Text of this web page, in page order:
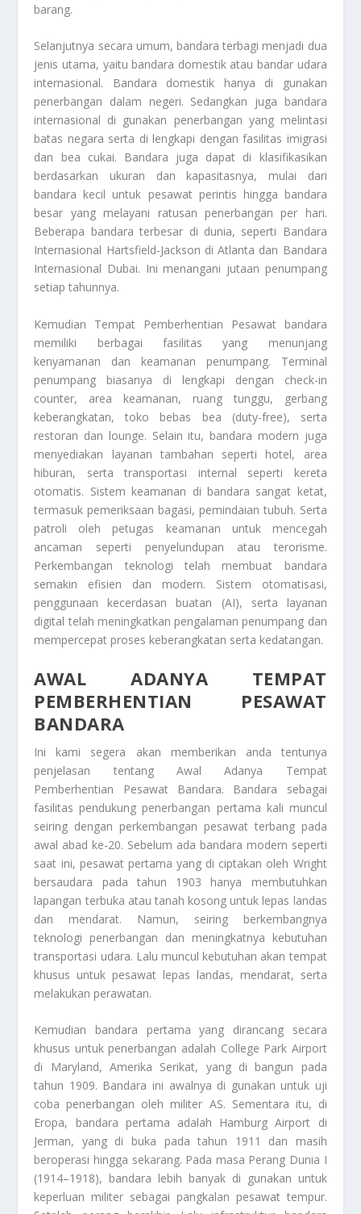
barang.
Selanjutnya secara umum, bandara terbagi menjadi dua
jenis utama, yaitu bandara domestik atau bandar udara
internasional. Bandara domestik hanya di gunakan
penerbangan dalam negeri. Sedangkan juga bandara
internasional di gunakan penerbangan yang melintasi
batas negara serta di lengkapi dengan fasilitas imigrasi
dan bea cukai. Bandara juga dapat di klasifikasikan
berdasarkan ukuran dan kapasitasnya, mulai dari
bandara kecil untuk pesawat perintis hingga bandara
besar yang melayani ratusan penerbangan per hari.
Beberapa bandara terbesar di dunia, seperti Bandara
Internasional Hartsfield-Jackson di Atlanta dan Bandara
Internasional Dubai. Ini menangani jutaan penumpang
setiap tahunnya.
Kemudian Tempat Pemberhentian Pesawatbandara
memiliki berbagai fasilitas yang menunjang
kenyamanan dan keamanan penumpang. Terminal
penumpang biasanya di lengkapi dengan check-in
counter, area keamanan, ruang tunggu, gerbang
keberangkatan, toko bebas bea (duty-free), serta
restoran dan lounge. Selain itu, bandara modern juga
menyediakan layanan tambahan seperti hotel, area
hiburan, serta transportasi internal seperti kereta
otomatis. Sistem keamanan di bandara sangat ketat,
termasuk pemeriksaan bagasi, pemindaian tubuh. Serta
patroli oleh petugas keamanan untuk mencegah
ancaman seperti penyelundupan atau terorisme.
Perkembangan teknologi telah membuat bandara
semakin efisien dan modern. Sistem otomatisasi,
penggunaan kecerdasan buatan (AI), serta layanan
digital telah meningkatkan pengalaman penumpang dan
mempercepat proses keberangkatan serta kedatangan.
AWAL ADANYA TEMPAT
PEMBERHENTIAN PESAWAT
BANDARA
Ini kami segera akan memberikan anda tentunya
penjelasan tentang Awal Adanya Tempat
Pemberhentian Pesawat Bandara. Bandara sebagai
fasilitas pendukung penerbangan pertama kali muncul
seiring dengan perkembangan pesawat terbang pada
awal abad ke-20. Sebelum ada bandara modern seperti
saat ini, pesawat pertama yang di ciptakan oleh Wright
bersaudara pada tahun 1903 hanya membutuhkan
lapangan terbuka atau tanah kosong untuk lepas landas
dan mendarat. Namun, seiring berkembangnya
teknologi penerbangan dan meningkatnya kebutuhan
transportasi udara. Lalu muncul kebutuhan akan tempat
khusus untuk pesawat lepas landas, mendarat, serta
melakukan perawatan.
Kemudian bandara pertama yang dirancang secara
khusus untuk penerbangan adalah College Park Airport
di Maryland, Amerika Serikat, yang di bangun pada
tahun 1909. Bandara ini awalnya di gunakan untuk uji
coba penerbangan oleh militer AS. Sementara itu, di
Eropa, bandara pertama adalah Hamburg Airport di
Jerman, yang di buka pada tahun 1911 dan masih
beroperasi hingga sekarang. Pada masa Perang Dunia I
(1914–1918), bandara lebih banyak di gunakan untuk
keperluan militer sebagai pangkalan pesawat tempur.